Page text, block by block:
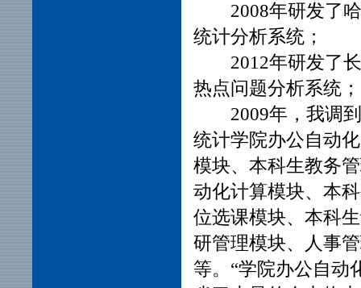
2008年研发了
统计分析系统；
2012年研发了
热点问题分析系统；
2009年，我调
统计学院办公自动
模块、本科生教务
动化计算模块、本
位选课模块、本科
研管理模块、人事
等。“学院办公自动